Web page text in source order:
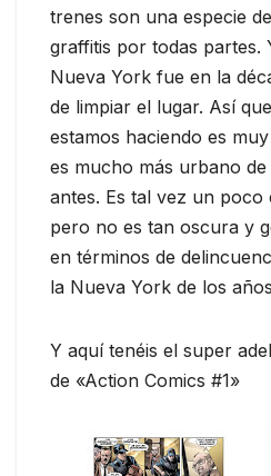
trenes son una especie
graffitis por todas partes.
Nueva York fue en la
de limpiar el lugar. Así
estamos haciendo es
es mucho más urbano
antes. Es tal vez un poco
pero no es tan oscura y
en términos de
la Nueva York de los
Y aquí tenéis el super
de «Action Comics #1»